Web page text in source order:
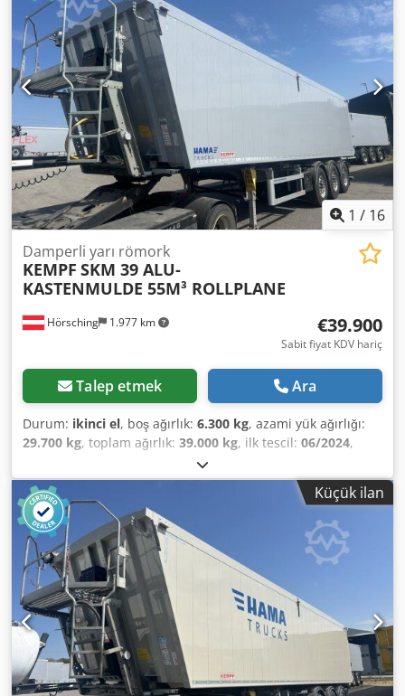
4 mm * 10.500 x 2.430 x 2.200 mm * Destek ayakları * 1
adet alet kutusu * Kombine kapak * 10.500 x 2.430 x 2.200
mm Crsdpszrig Iofx Amgof
1 / 16
Hörsching 1.977 km
Damperli yarı römork
KEMPF SKM 39 ALU-
KASTENMULDE 55M³ ROLLPLANE
€39.900
Sabit fiyat KDV hariç
Talep etmek Ara
Durum: ikinci el, boş ağırlık: 6.300 kg, azami yük ağırlığı:
29.700 kg, toplam ağırlık: 39.000 kg, ilk tescil: 06/2024,
, Donanım:
Hacimli Damperli Kasa, 55 m³ kapasiteli, açılır-kapanır
brandalı, Jost akslı, disk frenli, ilk aksı kaldırılabilen,
alüminyum tabanlı (7 mm), 4 mm kalınlığında duvarlara
sahip, 10.500 x 2.430 x 2.200 mm ölçülerinde, düşme
destekli, 1 adet alet kutulu, kombine kapaklı, 10.500 x 2.430
x 2.200 mm ölçülerinde. Crsdezrig Uepfx Amgjf
Küçük ilan